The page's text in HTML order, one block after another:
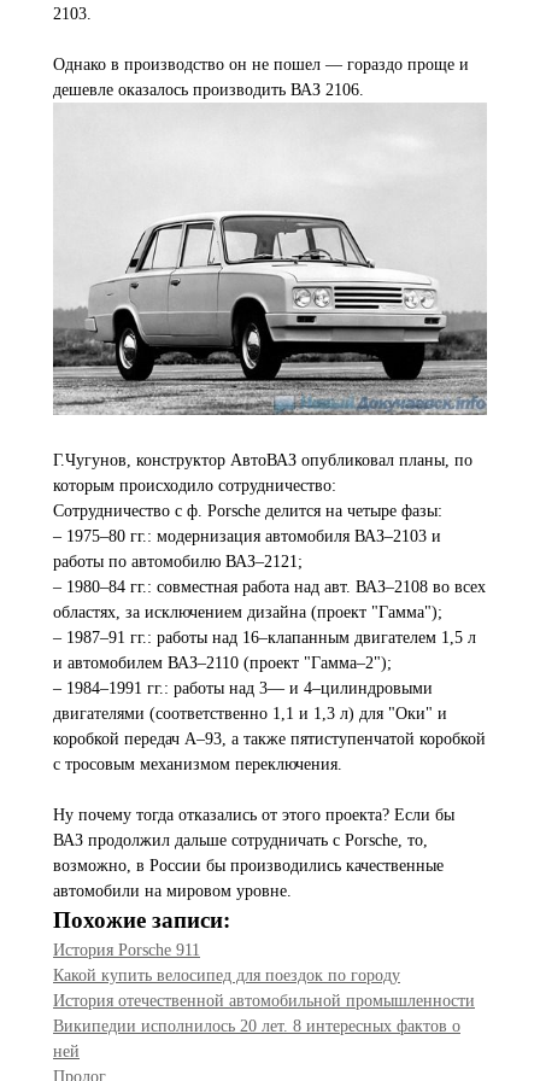
2103.
Однако в производство он не пошел — гораздо проще и
дешевле оказалось производить ВАЗ 2106.
Г.Чугунов, конструктор АвтоВАЗ опубликовал планы, по
которым происходило сотрудничество:
Сотрудничество с ф. Porsche делится на четыре фазы:
– 1975–80 гг.: модернизация автомобиля ВАЗ–2103 и
работы по автомобилю ВАЗ–2121;
– 1980–84 гг.: совместная работа над авт. ВАЗ–2108 во всех
областях, за исключением дизайна (проект "Гамма");
– 1987–91 гг.: работы над 16–клапанным двигателем 1,5 л
и автомобилем ВАЗ–2110 (проект "Гамма–2");
– 1984–1991 гг.: работы над 3— и 4–цилиндровыми
двигателями (соответственно 1,1 и 1,3 л) для "Оки" и
коробкой передач А–93, а также пятиступенчатой коробкой
с тросовым механизмом переключения.
Ну почему тогда отказались от этого проекта? Если бы
ВАЗ продолжил дальше сотрудничать с Porsche, то,
возможно, в России бы производились качественные
автомобили на мировом уровне.
Похожие записи:
История Porsche 911
Какой купить велосипед для поездок по городу
История отечественной автомобильной промышленности
Википедии исполнилось 20 лет. 8 интересных фактов о
ней
Пролог